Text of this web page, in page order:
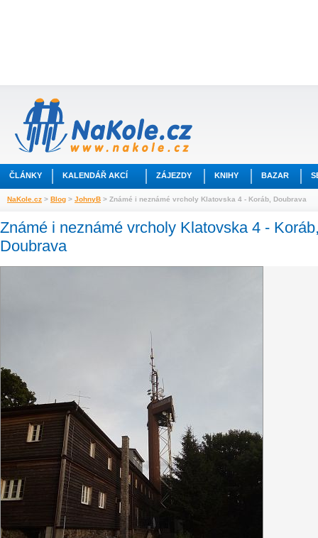
ČLÁNKY KALENDÁŘ AKCÍ ZÁJEZDY KNIHY BAZAR
NaKole.cz > Blog > JohnyB > Známé i neznámé vrcholy Klatovska 4 - Koráb, Doubrava
Známé i neznámé vrcholy Klatovska 4 -
Doubrava